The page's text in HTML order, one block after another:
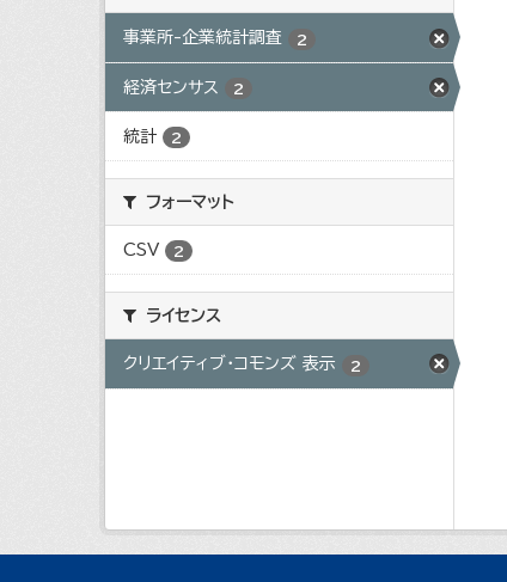
事業所-企業統計調査 2
経済センサス 2
統計 2
フォーマット
CSV 2
ライセンス
クリエイティブ・コモンズ 表示 2